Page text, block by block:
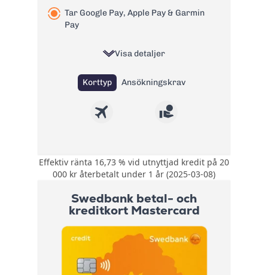
Läs mer om Remember Flex
Tar Google Pay, Apple Pay & Garmin
Pay
Visa detaljer
Korttyp Ansökningskrav
Bonus:
Rabatterad
valutakurs på 1 %
butiker
Försäkring:
Kompletterande
reseförsäkring med
avbeställningsskydd
+ Köpförsäkring
Årsavgift:
Effektiv ränta 16,73 % vid utnyttjad kredit på 20
000 kr återbetalt under 1 år (2025-03-08)
Swedbank betal- och
kreditkort Mastercard